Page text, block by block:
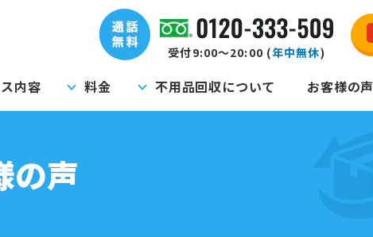
受付9:00～20:00 (年中無休)
内容 料金 不用品回収について お客様の声
の声